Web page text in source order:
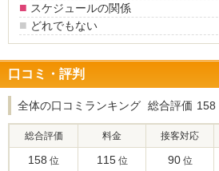
■ スケジュールの関係
■ どれでもない
口コミ・評判
全体の口コミランキング 総合評価 158
総合評価 料金 接客対応
158 位 115 位 90 位